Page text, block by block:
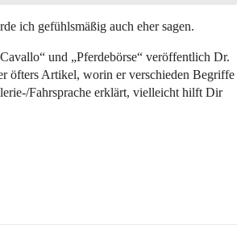
ich gefühlsmäßig auch eher sagen.
und „Pferdebörse“ veröffentlich Dr.
öfters Artikel, worin er verschieden Begriffe
Fahrsprache erklärt, vielleicht hilft Dir